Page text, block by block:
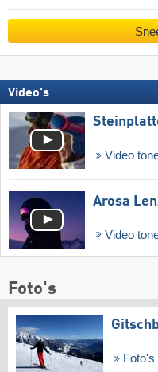
Video's
Video
Arosa
Video
Foto's
Foto's